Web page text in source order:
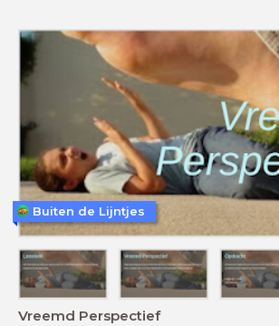
Vreemd Perspectief
Buiten de Lijntjes